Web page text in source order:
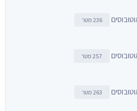
236 מטר
257 מטר
263 מטר